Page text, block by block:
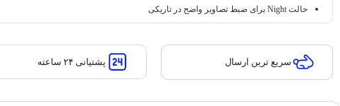
حالت Night برای ضبط تصاویر واضح در تاریکی
سریع ترین ارسال پشتیانی ۲۴ ساعته